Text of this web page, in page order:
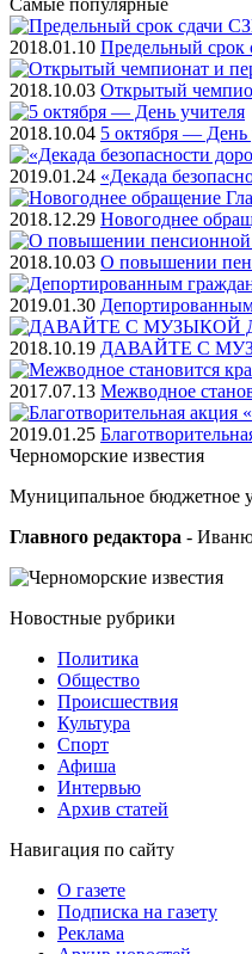
2018.01.10 Предельный
2018.10.03 Открытый
2018.10.04 5 октября — День
2019.01.24 «Декада
2018.12.29 Новогоднее
2018.10.03 О повышении
2019.01.30
2018.10.19 ДАВАЙТЕ С
2017.07.13 Межводное
2019.01.25
Черноморские известия
Муниципальное бюджетное
Главного редактора -
Новостные рубрики
Политика
Общество
Проиcшествия
Культура
Спорт
Афиша
Интервью
Архив статей
Навигация по сайту
О газете
Подписка на газету
Реклама